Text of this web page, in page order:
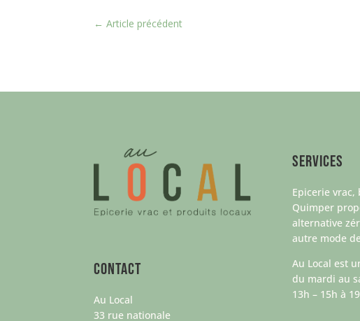
←Article précédent
Contact
Au Local
33 rue nationale
Services
Epicerie vrac,
Quimper
alternative
autre mode
Au Local est
du mardi au
13h – 15h à